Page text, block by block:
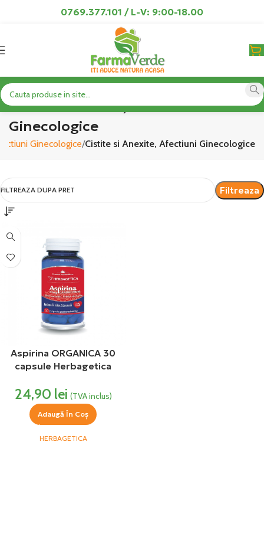
0769.377.101 / L-V: 9:00-18.00
Cistite si Anexite, Afectiuni
Ginecologice
Ginecologice Cistite si Anexite, Afectiuni Ginecologice
FILTREAZA DUPA PRET Filtreaza
Aspirina ORGANICA 30
capsule Herbagetica
24,90 lei (TVA inclus)
Adaugă În Coș
HERBAGETICA